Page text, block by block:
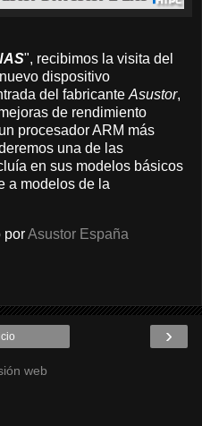
", recibimos la visita del
dispositivo
del fabricante Asustor,
de rendimiento
procesador ARM más
una de las
en sus modelos básicos
a modelos de la
porAsustor España
›
web